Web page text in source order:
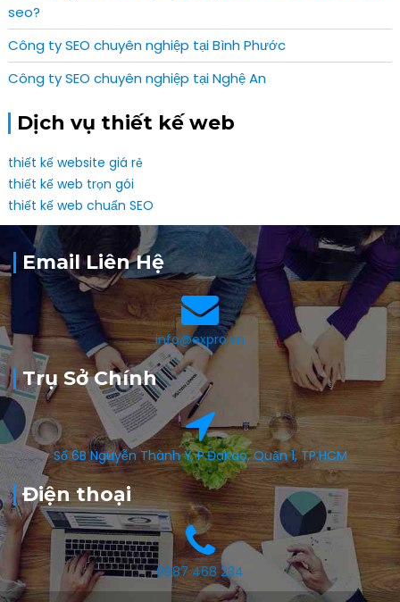
seo?
Công ty SEO chuyên nghiệp tại Bình Phước
Công ty SEO chuyên nghiệp tại Nghệ An
Dịch vụ thiết kế web
thiết kế website giá rẻ
thiết kế web trọn gói
thiết kế web chuẩn SEO
Email Liên Hệ
info@expro.vn
Trụ Sở Chính
Số 6B Nguyễn Thành Ý, P.ĐaKao, Quận 1, TP.HCM
Điện thoại
0987 468 234